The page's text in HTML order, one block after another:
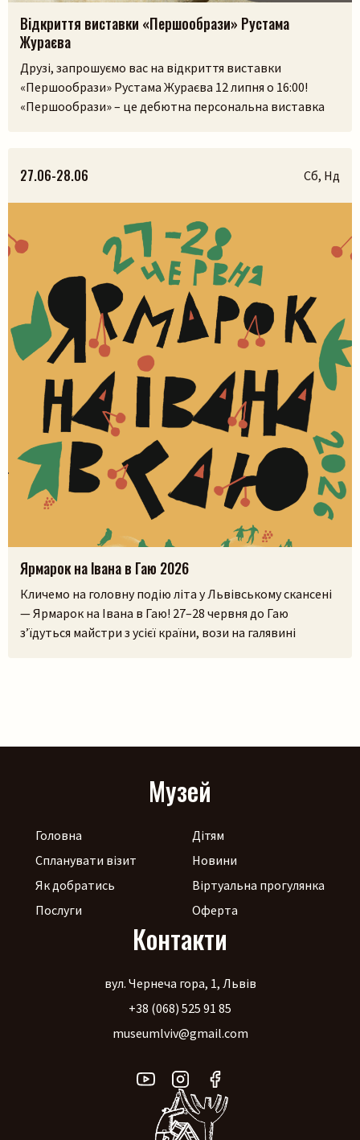
Відкриття виставки «Першообрази» Рустама
Жураєва
Друзі, запрошуємо вас на відкриття виставки
«Першообрази» Рустама Жураєва 12 липня о 16:00!
«Першообрази» – це дебютна персональна виставка
передати досвід і встановити зв’язок із сакральним.
Камінь, як матеріал, існував задовго до появи людини,
27.06-28.06 Сб, Нд
Ярмарок на Івана в Гаю 2026
Кличемо на головну подію літа у Львівському скансені
— Ярмарок на Івана в Гаю! 27–28 червня до Гаю
з’їдуться майстри з усієї країни, вози на галявині
Музей
Головна
Спланувати візит
Як добратись
Послуги
Дітям
Новини
Віртуальна прогулянка
Оферта
Контакти
вул. Чернеча гора, 1, Львів
+38 (068) 525 91 85
museumlviv@gmail.com